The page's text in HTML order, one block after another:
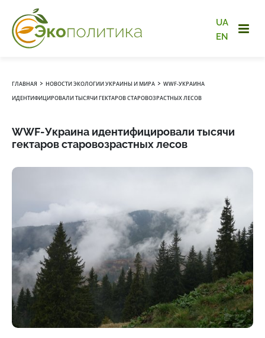
UA
EN
ГЛАВНАЯ › НОВОСТИ ЭКОЛОГИИ УКРАИНЫ И МИРА › WWF-УКРАИНА
ИДЕНТИФИЦИРОВАЛИ ТЫСЯЧИ ГЕКТАРОВ СТАРОВОЗРАСТНЫХ ЛЕСОВ
WWF-Украина идентифицировали тысячи
гектаров старовозрастных лесов